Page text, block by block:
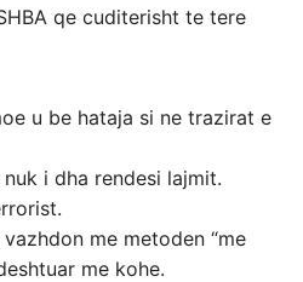
qe cuditerisht te tere
u be hataja si ne trazirat e
i dha rendesi lajmit.
me metoden “me
me kohe.